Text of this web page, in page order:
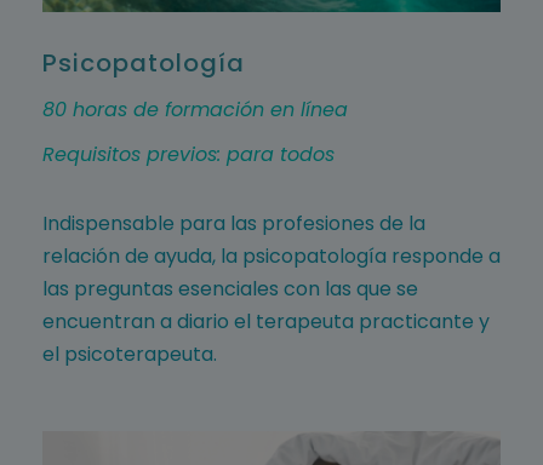
Psicopatología
80 horas de formación en línea
Requisitos previos: para todos
Indispensable para las profesiones de la
relación de ayuda, la psicopatología responde a
las preguntas esenciales con las que se
encuentran a diario el terapeuta practicante y
el psicoterapeuta.